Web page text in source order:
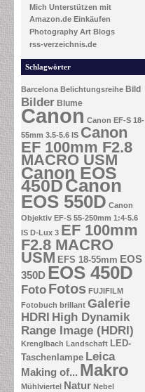
Mich Unterstützen mit
Amazon.de Einkäufen
Photography Art Blogs
rss-verzeichnis.de
Schlagwörter
Barcelona Belichtungsreihe Bild
Bilder Blume
Canon Canon EF-S 18-
55mm 3.5-5.6 IS Canon
EF 100mm F2.8
MACRO USM
Canon EOS
450DCanon
EOS 550D Canon
Objektiv EF-S 55-250mm 1:4-5.6
IS D-Lux 3 EF 100mm
F2.8 MACRO
USM EFS 18-55mm EOS
350D EOS 450D
Foto Fotos FUJIFILM
Fotobuch brillant Galerie
HDRI High Dynamik
Range Image (HDRI)
Krenglbach Landschaft LED-
Taschenlampe Leica
Making of... Makro
Mühlviertel Natur Nebel